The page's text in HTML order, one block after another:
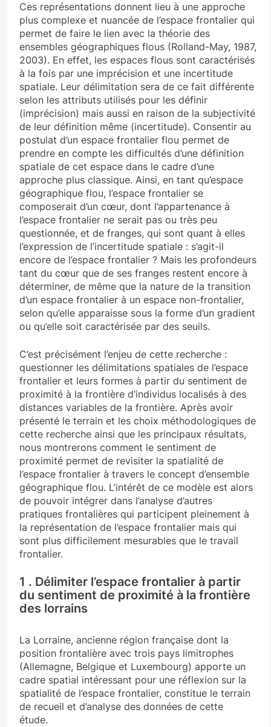
Ces représentations donnent lieu à une approche
plus complexe et nuancée de l’espace frontalier qui
permet de faire le lien avec la théorie des
ensembles géographiques flous (Rolland-May, 1987,
2003). En effet, les espaces flous sont caractérisés
à la fois par une imprécision et une incertitude
spatiale. Leur délimitation sera de ce fait différente
selon les attributs utilisés pour les définir
(imprécision) mais aussi en raison de la subjectivité
de leur définition même (incertitude). Consentir au
postulat d’un espace frontalier flou permet de
prendre en compte les difficultés d’une définition
spatiale de cet espace dans le cadre d’une
approche plus classique. Ainsi, en tant qu’espace
géographique flou, l’espace frontalier se
composerait d’un cœur, dont l’appartenance à
l’espace frontalier ne serait pas ou très peu
questionnée, et de franges, qui sont quant à elles
l’expression de l’incertitude spatiale : s’agit-il
encore de l’espace frontalier ? Mais les profondeurs
tant du cœur que de ses franges restent encore à
déterminer, de même que la nature de la transition
d’un espace frontalier à un espace non-frontalier,
selon qu’elle apparaisse sous la forme d’un gradient
ou qu’elle soit caractérisée par des seuils.
C’est précisément l’enjeu de cette recherche :
questionner les délimitations spatiales de l’espace
frontalier et leurs formes à partir du sentiment de
proximité à la frontière d’individus localisés à des
distances variables de la frontière. Après avoir
présenté le terrain et les choix méthodologiques de
cette recherche ainsi que les principaux résultats,
nous montrerons comment le sentiment de
proximité permet de revisiter la spatialité de
l’espace frontalier à travers le concept d’ensemble
géographique flou. L’intérêt de ce modèle est alors
de pouvoir intégrer dans l’analyse d’autres
pratiques frontalières qui participent pleinement à
la représentation de l’espace frontalier mais qui
sont plus difficilement mesurables que le travail
frontalier.
1 . Délimiter l’espace frontalier à partir
du sentiment de proximité à la frontière
des lorrains
La Lorraine, ancienne région française dont la
position frontalière avec trois pays limitrophes
(Allemagne, Belgique et Luxembourg) apporte un
cadre spatial intéressant pour une réflexion sur la
spatialité de l’espace frontalier, constitue le terrain
de recueil et d’analyse des données de cette
étude.